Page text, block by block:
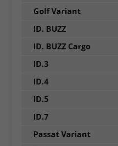
Golf Variant
ID. BUZZ
ID. BUZZ Cargo
ID.3
ID.4
ID.5
ID.7
Passat Variant